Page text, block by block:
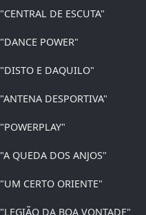
"CENTRAL DE ESCUTA"
"DANCE POWER"
"DISTO E DAQUILO"
"ANTENA DESPORTIVA"
"POWERPLAY"
"A QUEDA DOS ANJOS"
"UM CERTO ORIENTE"
"LEGIÃO DA BOA VONTADE"